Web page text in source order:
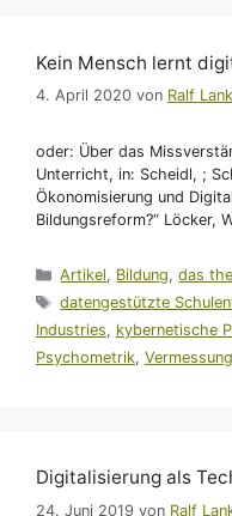
Kein Mensch lernt
4. April 2020 von Ralf
oder: Über das
Unterricht, in: Scheidl, ;
Ökonomisierung und
Bildungsreform?“ Löcker,
Kategorien
Artikel, Bildung,das
Schlagwörter
datengestützte
Industries, kybernetische
Psychometrik,
Digitalisierung als
24. Juni 2019 von Ralf